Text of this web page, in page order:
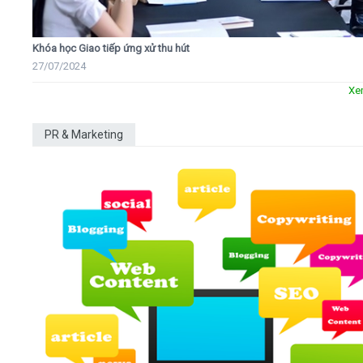
Khóa học Giao tiếp ứng xử thu hút
27/07/2024
PR & Marketing